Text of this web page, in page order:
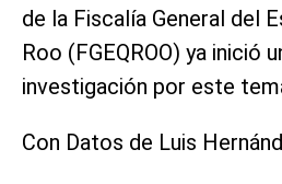
de la Fiscalía General del
Roo (FGEQROO) ya inició
investigación por este
Con Datos de Luis